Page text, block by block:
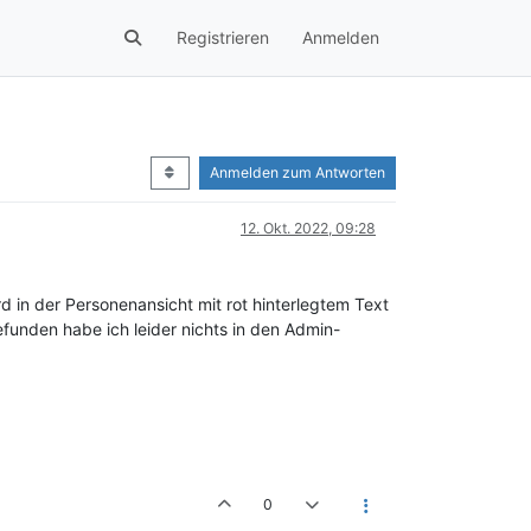
Registrieren Anmelden
Anmelden zum Antworten
12. Okt. 2022, 09:28
in der Personenansicht mit rot hinterlegtem Text
habe ich leider nichts in den Admin-
0